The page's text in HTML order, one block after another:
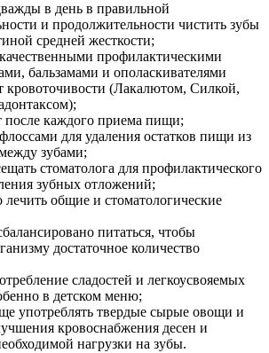
в день в правильной
и продолжительности чистить зубы
средней жесткости;
профилактическими
бальзамами и ополаскивателями
кровоточивости (Лакалютом, Силкой,
после каждого приема пищи;
для удаления остатков пищи из
зубами;
стоматолога для профилактического
зубных отложений;
общие и стоматологические
питаться, чтобы
достаточное количество
сладостей и легкоусвояемых
в детском меню;
употреблять твердые сырые овощи и
кровоснабжения десен и
нагрузки на зубы.